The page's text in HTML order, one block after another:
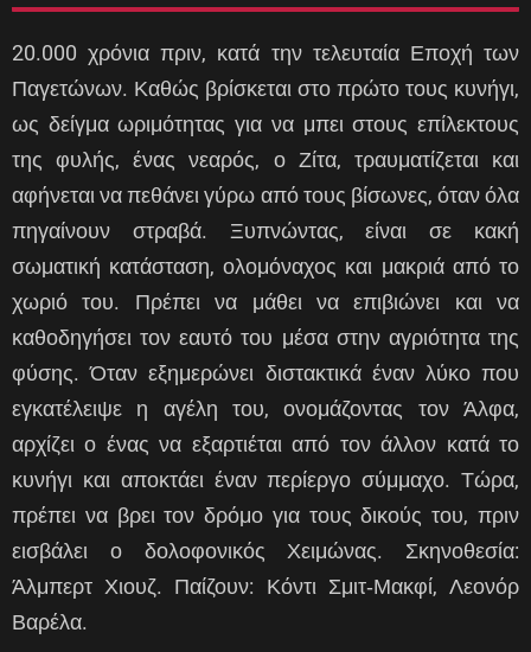
20.000 χρόνια πριν, κατά την τελευταία Εποχή των
Παγετώνων. Καθώς βρίσκεται στο πρώτο τους κυνήγι,
ως δείγμα ωριμότητας για να μπει στους επίλεκτους
της φυλής, ένας νεαρός, ο Ζίτα, τραυματίζεται και
αφήνεται να πεθάνει γύρω από τους βίσωνες, όταν όλα
πηγαίνουν στραβά. Ξυπνώντας, είναι σε κακή
σωματική κατάσταση, ολομόναχος και μακριά από το
χωριό του. Πρέπει να μάθει να επιβιώνει και να
καθοδηγήσει τον εαυτό του μέσα στην αγριότητα της
φύσης. Όταν εξημερώνει διστακτικά έναν λύκο που
εγκατέλειψε η αγέλη του, ονομάζοντας τον Άλφα,
αρχίζει ο ένας να εξαρτιέται από τον άλλον κατά το
κυνήγι και αποκτάει έναν περίεργο σύμμαχο. Τώρα,
πρέπει να βρει τον δρόμο για τους δικούς του, πριν
εισβάλει ο δολοφονικός Χειμώνας. Σκηνοθεσία:
Άλμπερτ Χιουζ. Παίζουν: Κόντι Σμιτ‑Μακφί, Λεονόρ
Βαρέλα.